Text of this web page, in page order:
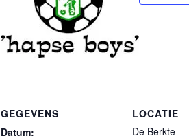
GEGEVENS
Datum:
LOCATIE
De Berkte